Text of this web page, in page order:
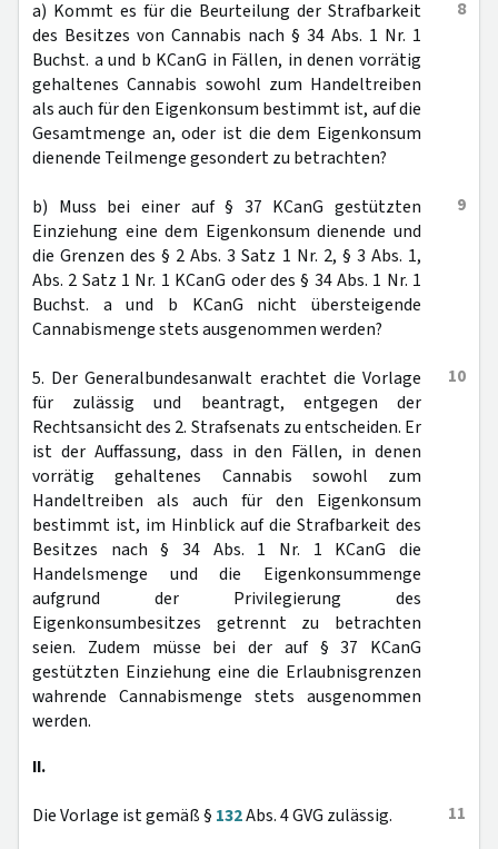
8
a) Kommt es für die Beurteilung der Strafbarkeit
des Besitzes von Cannabis nach § 34 Abs. 1 Nr. 1
Buchst. a und b KCanG in Fällen, in denen vorrätig
gehaltenes Cannabis sowohl zum Handeltreiben
als auch für den Eigenkonsum bestimmt ist, auf die
Gesamtmenge an, oder ist die dem Eigenkonsum
dienende Teilmenge gesondert zu betrachten?
9
b) Muss bei einer auf § 37 KCanG gestützten
Einziehung eine dem Eigenkonsum dienende und
die Grenzen des § 2 Abs. 3 Satz 1 Nr. 2, § 3 Abs. 1,
Abs. 2 Satz 1 Nr. 1 KCanG oder des § 34 Abs. 1 Nr. 1
Buchst. a und b KCanG nicht übersteigende
Cannabismenge stets ausgenommen werden?
10
5. Der Generalbundesanwalt erachtet die Vorlage
für zulässig und beantragt, entgegen der
Rechtsansicht des 2. Strafsenats zu entscheiden. Er
ist der Auffassung, dass in den Fällen, in denen
vorrätig gehaltenes Cannabis sowohl zum
Handeltreiben als auch für den Eigenkonsum
bestimmt ist, im Hinblick auf die Strafbarkeit des
Besitzes nach § 34 Abs. 1 Nr. 1 KCanG die
Handelsmenge und die Eigenkonsummenge
aufgrund der Privilegierung des
Eigenkonsumbesitzes getrennt zu betrachten
seien. Zudem müsse bei der auf § 37 KCanG
gestützten Einziehung eine die Erlaubnisgrenzen
wahrende Cannabismenge stets ausgenommen
werden.
II.
11
Die Vorlage ist gemäß § 132Abs. 4 GVG zulässig.